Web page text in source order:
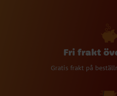
Fri frakt
Gratis frakt på